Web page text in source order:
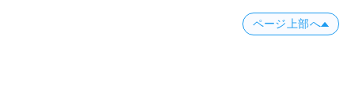
ページ上部へ